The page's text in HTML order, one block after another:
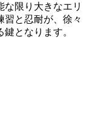
な限り大きなエリ
習と忍耐が、徐々
となります。